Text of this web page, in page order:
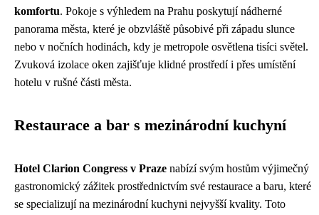
komfortu. Pokoje s výhledem na Prahu poskytují nádherné
panorama města, které je obzvláště působivé při západu slunce
nebo v nočních hodinách, kdy je metropole osvětlena tisíci světel.
Zvuková izolace oken zajišťuje klidné prostředí i přes umístění
hotelu v rušné části města.
Restaurace a bar s mezinárodní kuchyní
Hotel Clarion Congress v Praze nabízí svým hostům výjimečný
gastronomický zážitek prostřednictvím své restaurace a baru, které
se specializují na mezinárodní kuchyni nejvyšší kvality. Toto